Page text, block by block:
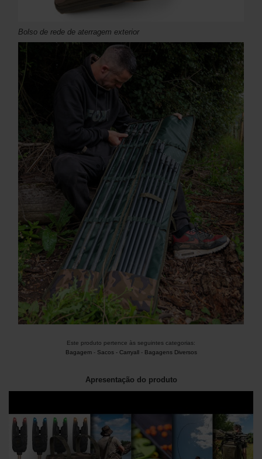
Bolso de rede de aterragem exterior
Este produto pertence às seguintes categorias:
Bagagem- Sacos - Carryall- Bagagens Diversos
Apresentação do produto